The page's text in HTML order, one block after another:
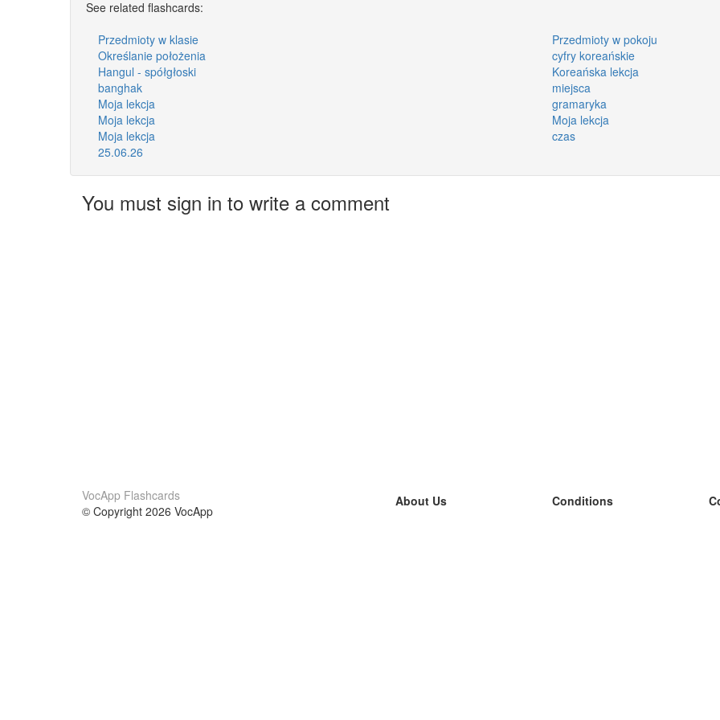
See related flashcards:
Przedmioty w klasie
Przedmioty w pokoju
Określanie położenia
cyfry koreańskie
Hangul - spółgłoski
Koreańska lekcja
banghak
miejsca
Moja lekcja
gramaryka
Moja lekcja
Moja lekcja
Moja lekcja
czas
25.06.26
You must sign in to write a comment
VocApp Flashcards
© Copyright 2026 VocApp
About Us
Conditions